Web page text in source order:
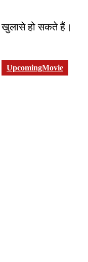
खुलासे हो सकते हैं।
UpcomingMovie